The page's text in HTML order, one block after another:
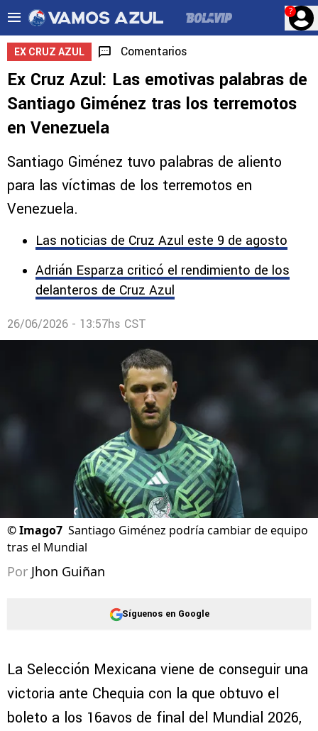
?
EX CRUZ AZUL Comentarios
Ex Cruz Azul: Las emotivas palabras de
Santiago Giménez tras los terremotos
en Venezuela
Santiago Giménez tuvo palabras de aliento
para las víctimas de los terremotos en
Venezuela.
Las noticias de Cruz Azul este 9 de agosto
Adrián Esparza criticó el rendimiento de los
delanteros de Cruz Azul
26/06/2026 - 13:57hs CST
©Imago7 Santiago Giménez podría cambiar de equipo
tras el Mundial
Por Jhon Guiñan
Síguenos en Google
La Selección Mexicana viene de conseguir una
victoria ante Chequia con la que obtuvo el
boleto a los 16avos de final del Mundial 2026,